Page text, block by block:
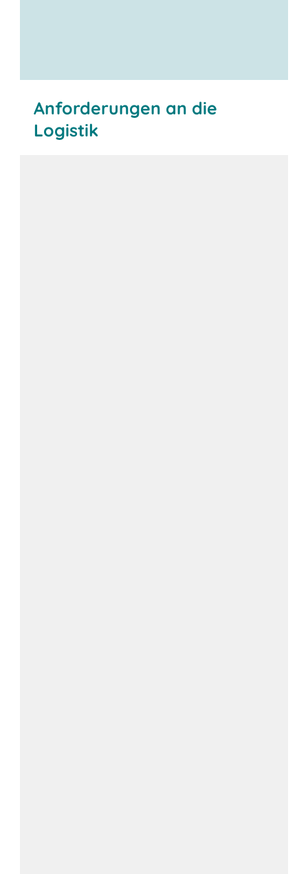
Anforderungen an die
Logistik